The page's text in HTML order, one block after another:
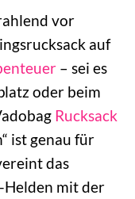
vor
auf
– sei es
oder beim
Rucksack
ist genau für
das
Helden mit der